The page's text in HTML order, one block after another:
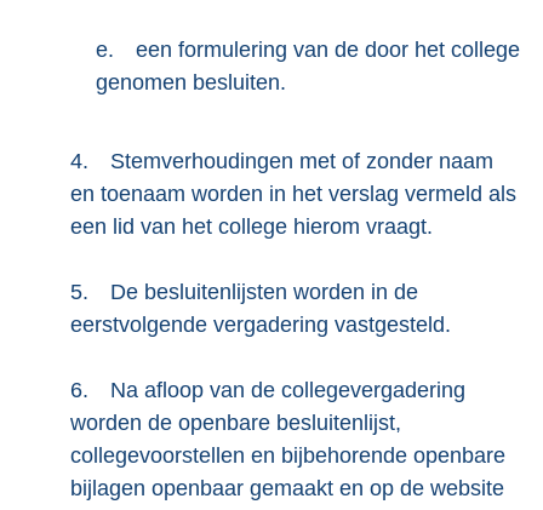
e.
een formulering van de door het college
genomen besluiten.
4.
Stemverhoudingen met of zonder naam
en toenaam worden in het verslag vermeld als
een lid van het college hierom vraagt.
5.
De besluitenlijsten worden in de
eerstvolgende vergadering vastgesteld.
6.
Na afloop van de collegevergadering
worden de openbare besluitenlijst,
collegevoorstellen en bijbehorende openbare
bijlagen openbaar gemaakt en op de website